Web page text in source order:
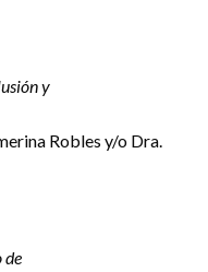
y
Robles y/o Dra.
de